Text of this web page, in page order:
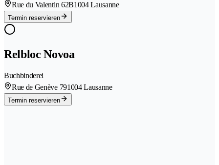
Rue du Valentin 62B1004 Lausanne
Termin reservieren
Relbloc Novoa
Buchbinderei
Rue de Genève 791004 Lausanne
Termin reservieren